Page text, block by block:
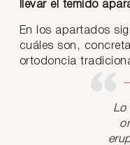
llevar el temido
En los apartados
cuáles son,
ortodoncia
Lo